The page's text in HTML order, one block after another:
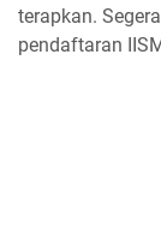
terapkan.
pendaftaran